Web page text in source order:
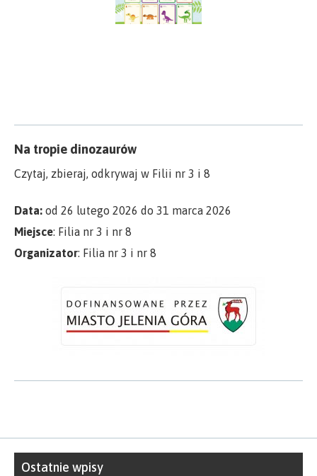
Na tropie dinozaurów
Czytaj, zbieraj, odkrywaj w Filii nr 3 i 8
Data: od 26 lutego 2026 do 31 marca 2026
Miejsce: Filia nr 3 i nr 8
Organizator: Filia nr 3 i nr 8
Ostatnie wpisy